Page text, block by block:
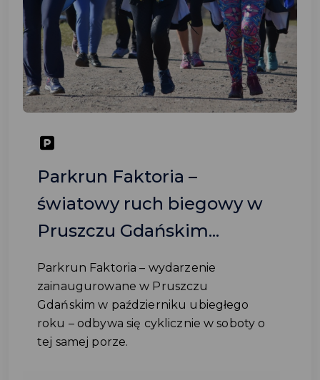
Parkrun Faktoria –
światowy ruch biegowy w
Pruszczu Gdańskim...
Parkrun Faktoria – wydarzenie
zainaugurowane w Pruszczu
Gdańskim w październiku ubiegłego
roku – odbywa się cyklicznie w soboty o
tej samej porze.